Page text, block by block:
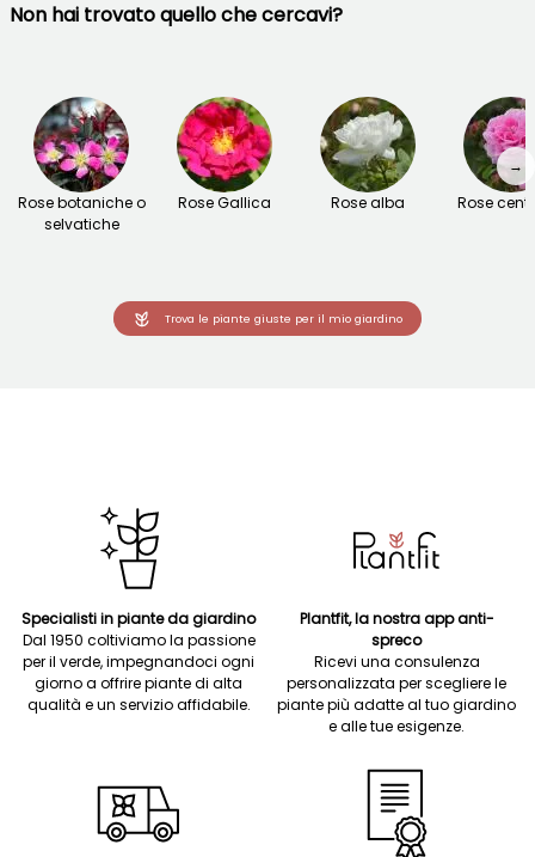
Non hai trovato quello che cercavi?
Rose botaniche o
selvatiche
Rose Gallica Rose alba Rose
→
Trova le piante giuste per il mio giardino
Specialisti in piante da giardino
Dal 1950 coltiviamo la passione
per il verde, impegnandoci ogni
giorno a offrire piante di alta
qualità e un servizio affidabile.
Plantfit, la nostra app anti-
spreco
Ricevi una consulenza
personalizzata per scegliere le
piante più adatte al tuo giardino
e alle tue esigenze.